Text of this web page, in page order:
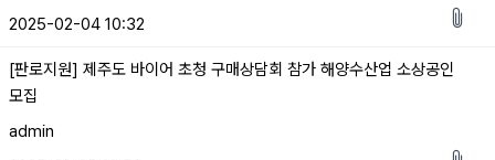
2025-02-04 10:32
[판로지원] 제주도 바이어 초청 구매상담회 참가 해양수산업 소상공인
모집
admin